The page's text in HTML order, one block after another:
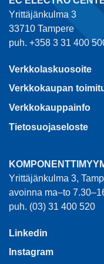
Yrittäjänkulma 3
33710 Tampere
puh. +358 3 31 400
Verkkolaskuosoite
Verkkokaupan
Verkkokauppainfo
Tietosuojaseloste
Yrittäjänkulma 3,
avoinna ma–to
puh. (03) 31 400 520
Linkedin
Instagram